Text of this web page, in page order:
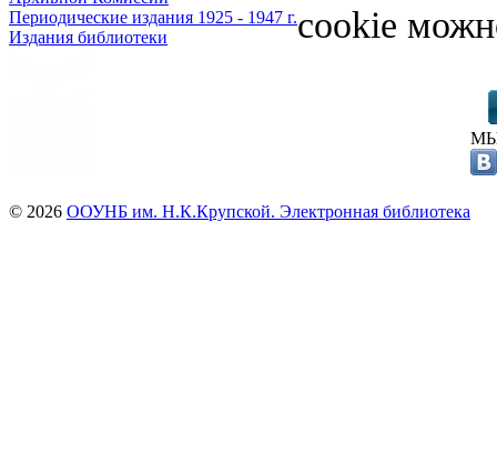
Периодические издания 1925 - 1947 г.
Издания библиотеки
cookie
© 2026 ООУНБ им. Н.К.Крупской. Электронная библиотека